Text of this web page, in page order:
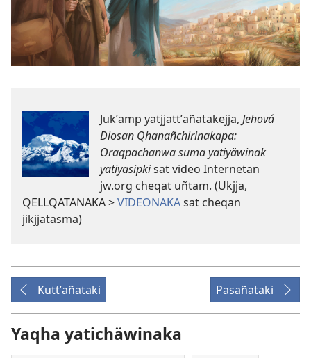
Jukʼamp yatjjattʼañatakejja, Jehová
Diosan Qhanañchirinakapa:
Oraqpachanwa suma yatiyäwinak
yatiyasipkisat video Internetan
jw.org cheqat uñtam. (Ukjja,
QELLQATANAKA >VIDEONAKAsat cheqan
jikjjatasma)
Kuttʼañataki Pasañataki
Yaqha yatichäwinaka